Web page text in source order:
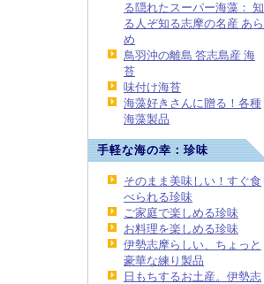
る隠れたスーパー海藻： 知
る人ぞ知る志摩の名産 あら
め
鳥羽沖の離島 答志島産 海
苔
味付け海苔
海藻好きさんに贈る！各種
海藻製品
手軽な海の幸：珍味
そのまま美味しい！すぐ食
べられる珍味
ご家庭で楽しめる珍味
お料理を楽しめる珍味
伊勢志摩らしい、ちょっと
豪華な練り製品
日もちするお土産。伊勢志